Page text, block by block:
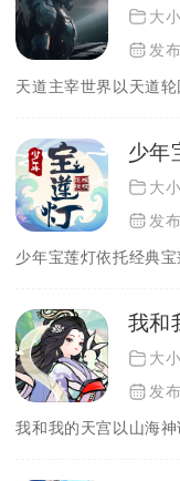
大
发
少年
大
发
我和
大
发